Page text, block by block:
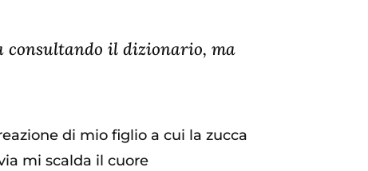
consultando il dizionario, ma
di mio figlio a cui la zucca
mi scalda il cuore